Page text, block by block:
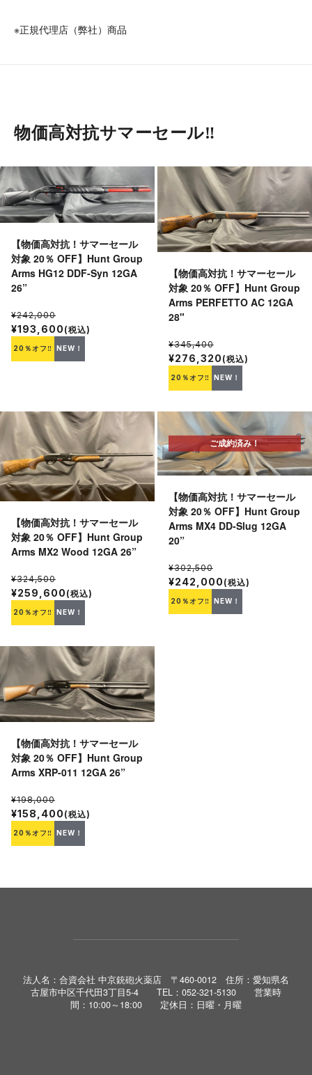
※正規代理店（弊社）商品
物価高対抗サマーセール‼︎
【物価高対抗！サマーセール
対象 20％ OFF】Hunt Group
Arms HG12 DDF-Syn 12GA
26”
¥242,000
¥193,600 (税込)
20％オフ‼ NEW！
【物価高対抗！サマーセール
対象 20％ OFF】Hunt Group
Arms PERFETTO AC 12GA
28"
¥345,400
¥276,320 (税込)
20％オフ‼ NEW！
【物価高対抗！サマーセール
対象 20％ OFF】Hunt Group
Arms MX2 Wood 12GA 26”
¥324,500
¥259,600 (税込)
20％オフ‼ NEW！
ご成約済み！
【物価高対抗！サマーセール
対象 20％ OFF】Hunt Group
Arms MX4 DD-Slug 12GA
20”
¥302,500
¥242,000 (税込)
20％オフ‼ NEW！
【物価高対抗！サマーセール
対象 20％ OFF】Hunt Group
Arms XRP-011 12GA 26”
¥198,000
¥158,400 (税込)
20％オフ‼ NEW！
法人名：合資会社 中京銃砲火薬店 〒460-0012 住所：愛知県名
古屋市中区千代田3丁目5-4 TEL：052-321-5130 営業時
間：10:00～18:00 定休日：日曜・月曜